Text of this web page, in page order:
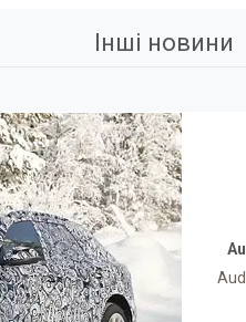
Інші новини